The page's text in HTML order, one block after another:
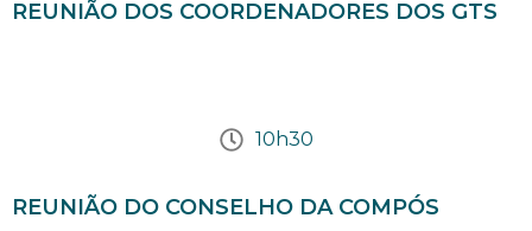
REUNIÃO DOS COORDENADORES DOS GTS
10h30
REUNIÃO DO CONSELHO DA COMPÓS